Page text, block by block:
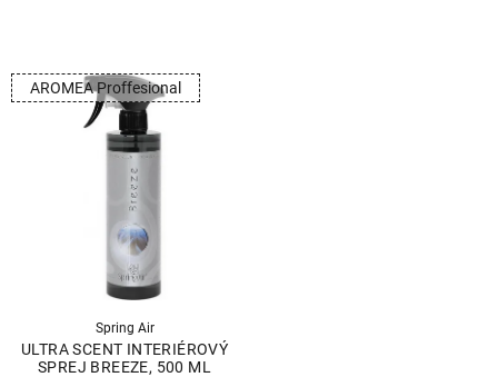
AROMEA Proffesional
Spring Air
ULTRA SCENT INTERIÉROVÝ
SPREJ BREEZE, 500 ML